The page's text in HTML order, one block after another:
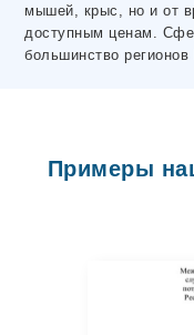
мышей, крыс, но и от
доступным ценам.
большинство регионов
Примеры